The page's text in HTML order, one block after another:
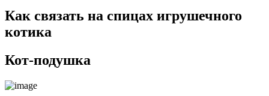
Как связать на спицах игрушечного
котика
Кот-подушка